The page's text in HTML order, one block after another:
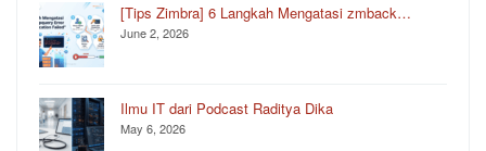
[Tips Zimbra] 6 Langkah Mengatasi zmback…
June 2, 2026
Ilmu IT dari Podcast Raditya Dika
May 6, 2026